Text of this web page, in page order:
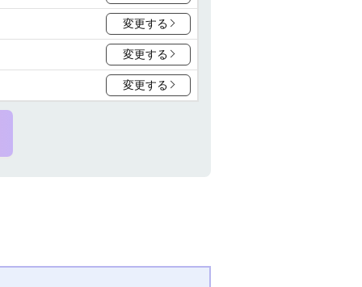
変更する
変更する
変更する